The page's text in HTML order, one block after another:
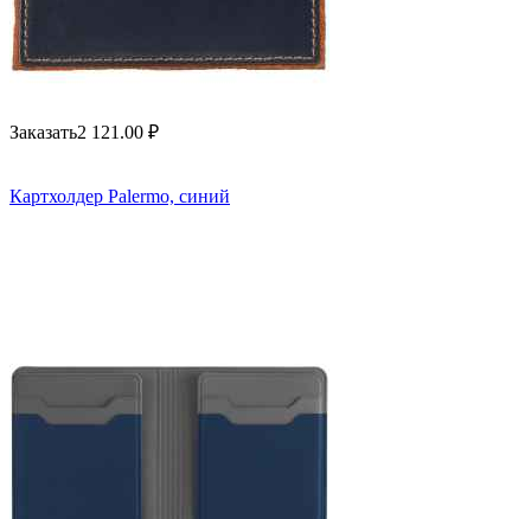
Заказать2 121.00 ₽
Картхолдер Palermo, синий